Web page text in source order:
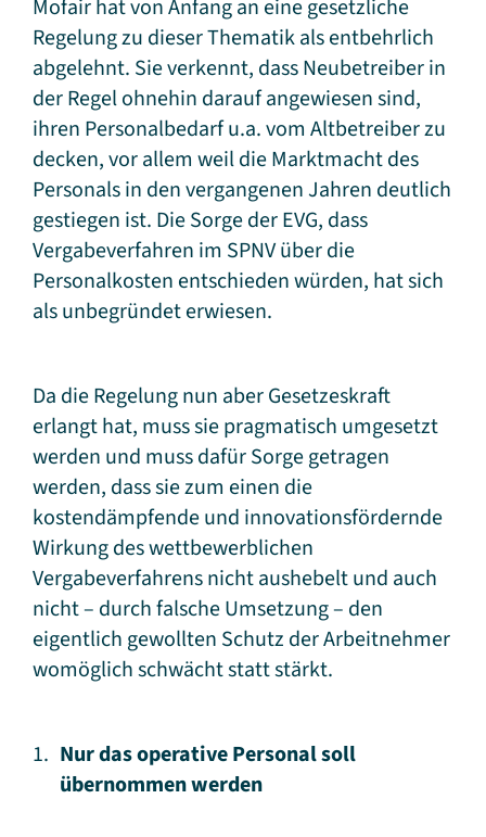
Mofair hat von Anfang an eine gesetzliche
Regelung zu dieser Thematik als entbehrlich
abgelehnt. Sie verkennt, dass Neubetreiber in
der Regel ohnehin darauf angewiesen sind,
ihren Personalbedarf u.a. vom Altbetreiber zu
decken, vor allem weil die Marktmacht des
Personals in den vergangenen Jahren deutlich
gestiegen ist. Die Sorge der EVG, dass
Vergabeverfahren im SPNV über die
Personalkosten entschieden würden, hat sich
als unbegründet erwiesen.
Da die Regelung nun aber Gesetzeskraft
erlangt hat, muss sie pragmatisch umgesetzt
werden und muss dafür Sorge getragen
werden, dass sie zum einen die
kostendämpfende und innovationsfördernde
Wirkung des wettbewerblichen
Vergabeverfahrens nicht aushebelt und auch
nicht – durch falsche Umsetzung – den
eigentlich gewollten Schutz der Arbeitnehmer
womöglich schwächt statt stärkt.
Nur das operative Personal soll
übernommen werden